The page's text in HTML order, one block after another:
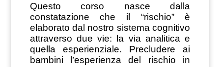
Questo corso nasce dalla
constatazione che il “rischio” è
elaborato dal nostro sistema cognitivo
attraverso due vie: la via analitica e
quella esperienziale. Precludere ai
bambini l’esperienza del rischio in